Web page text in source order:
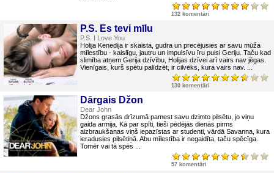
132 komentāri
P.S. Es tevi mīlu
P.S. I Love You
Holija Kenedija ir skaista, gudra un precējusies ar savu mūža
mīlestību - kaislīgu, jautru un impulsīvu īru puisi Geriju. Taču kad
slimība atņem Gerija dzīvību, Holijas dzīvei arī vairs nav jēgas.
Vienīgais, kurš spētu palīdzēt, ir cilvēks, kura vairs nav. ...
130 komentāri
Dārgais Džon
Dear John
Džons grasās drīzumā pamest savu dzimto pilsētu, jo viņu
gaida armija. Kā par spīti, tieši pēdējās dienās pirms
aizbraukšanas viņš iepazīstas ar studenti, vārdā Savanna, kura
ieradusies pilsētiņā. Abu mīlestība ir negaidīta, taču spēcīga.
Tomēr vai tā spēs ...
57 komentāri